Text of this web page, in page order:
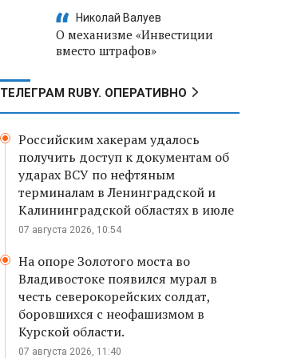
Николай Валуев
О механизме «Инвестиции
вместо штрафов»
ТЕЛЕГРАМ RUBY. ОПЕРАТИВНО
Российским хакерам удалось
получить доступ к документам об
ударах ВСУ по нефтяным
терминалам в Ленинградской и
Калининградской областях в июле
07 августа 2026, 10:54
На опоре Золотого моста во
Владивостоке появился мурал в
честь северокорейских солдат,
боровшихся с неофашизмом в
Курской области.
07 августа 2026, 11:40